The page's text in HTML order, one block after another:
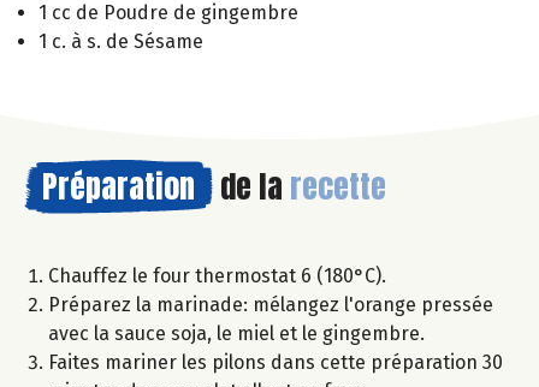
1 cc de Poudre de gingembre
1 c. à s. de Sésame
Préparation de la recette
Chauffez le four thermostat 6 (180°C).
Préparez la marinade: mélangez l'orange pressée
avec la sauce soja, le miel et le gingembre.
Faites mariner les pilons dans cette préparation 30